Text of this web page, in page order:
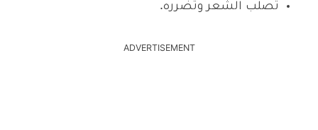
تصلب الشعر وتضرره.
ADVERTISEMENT